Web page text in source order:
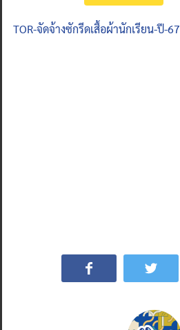
TOR-จัดจ้างซักรีดเสื้อผ้านักเรียน-ปี-67